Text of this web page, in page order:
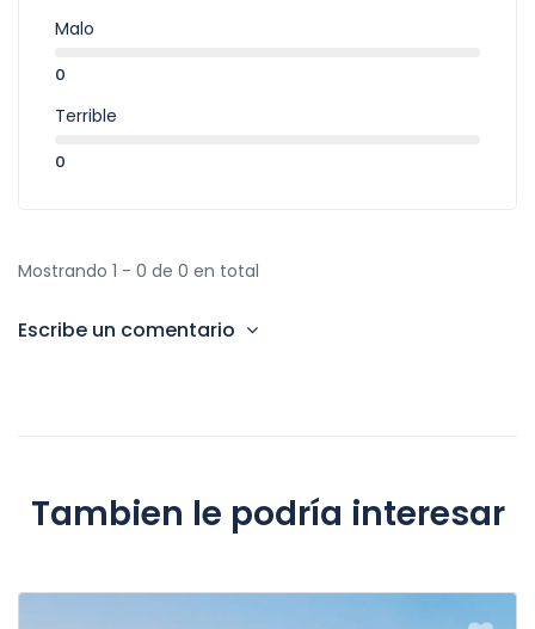
Malo
0
Terrible
0
Mostrando 1 - 0 de 0 en total
Escribe un comentario
Tambien le podría interesar